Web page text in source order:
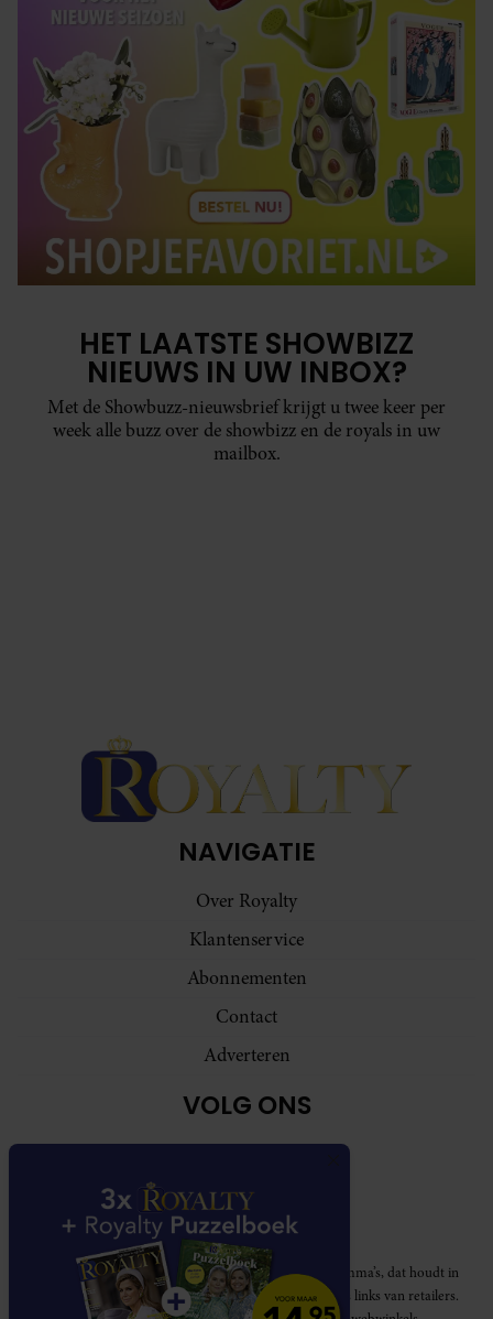
HET LAATSTE SHOWBIZZ
NIEUWS IN UW INBOX?
Met de Showbuzz-nieuwsbrief krijgt u twee keer per
week alle buzz over de showbizz en de royals in uw
mailbox.
NAVIGATIE
Over Royalty
Klantenservice
Abonnementen
Contact
Adverteren
VOLG ONS
Royalty participeert in diverse affiliate marketing programma’s, dat houdt in
dat Royalty commissies ontvangt voor aankopen middels links van retailers.